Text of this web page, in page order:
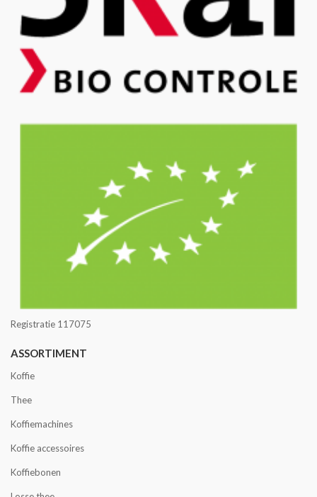
Registratie 117075
ASSORTIMENT
Koffie
Thee
Koffiemachines
Koffie accessoires
Koffiebonen